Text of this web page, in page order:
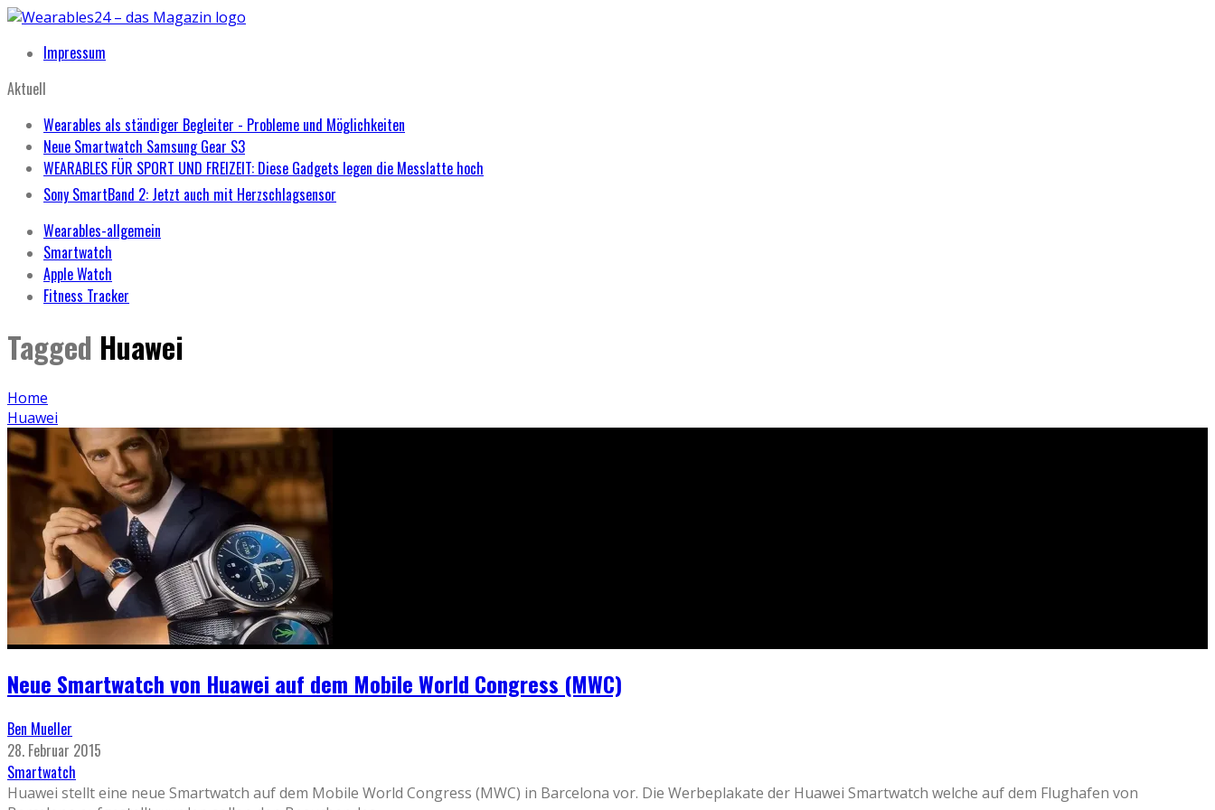
Impressum
Aktuell
Wearables als ständiger Begleiter - Probleme und Möglichkeiten
Neue Smartwatch Samsung Gear S3
WEARABLES FÜR SPORT UND FREIZEIT: Diese Gadgets legen die Messlatte hoch
Sony SmartBand 2: Jetzt auch mit Herzschlagsensor
Wearables-allgemein
Smartwatch
Apple Watch
Fitness Tracker
Tagged Huawei
Home
Huawei
Neue Smartwatch von Huawei auf dem Mobile World Congress (MWC)
Ben Mueller
28. Februar 2015
Smartwatch
Huawei stellt eine neue Smartwatch auf dem Mobile World Congress (MWC) in Barcelona vor. Die Werbeplakate der Huawei Smartwatch welche auf dem Flughafen von